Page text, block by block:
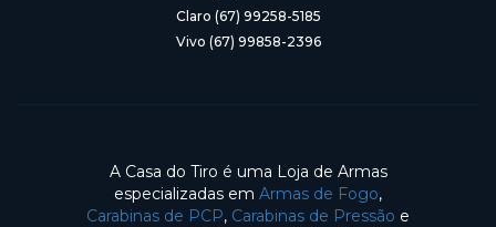
Claro (67) 99258-5185
Vivo (67) 99858-2396
A Casa do Tiro é uma Loja de Armas
especializadas em Armas de Fogo,
Carabinas de PCP, Carabinas de Pressão e